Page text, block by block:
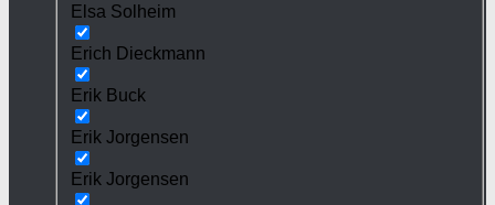
Elsa Solheim
Erich Dieckmann
Erik Buck
Erik Jorgensen
Erik Jorgensen